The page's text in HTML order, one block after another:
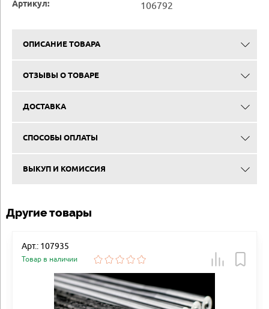
Артикул: 106792
ОПИСАНИЕ ТОВАРА
ОТЗЫВЫ О ТОВАРЕ
ДОСТАВКА
СПОСОБЫ ОПЛАТЫ
ВЫКУП И КОМИССИЯ
Другие товары
Арт.: 107935
Товар в наличии